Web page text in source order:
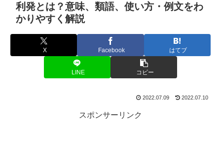
利発とは？意味、類語、使い方・例文をわ
かりやすく解説
X Facebook はてブ
LINE コピー
2022.07.09 2022.07.10
スポンサーリンク